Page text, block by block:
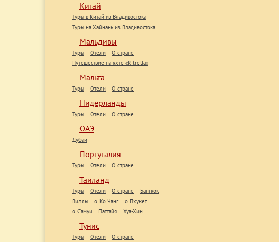
Китай
Туры в Китай из Владивостока
Туры на Хайнань из Владивостока
Мальдивы
Туры Отели
О стране
Путешествие на яхте «Ritrella»
Мальта
Туры Отели О стране
Нидерланды
Туры Отели О стране
ОАЭ
Дубаи
Португалия
Туры Отели О стране
Таиланд
Туры Отели О стране
Бангкок
Виллы
о. Ко Чанг
о. Пхукет
о. Самуи
Паттайя Хуа-Хин
Тунис
Туры Отели О стране